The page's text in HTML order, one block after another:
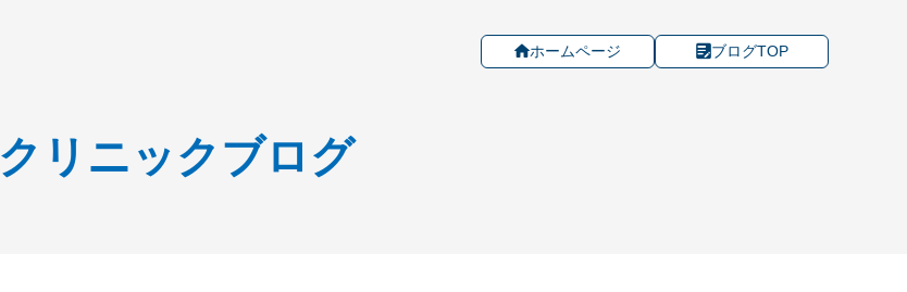
ホームページ ブログTOP
クリニックブログ